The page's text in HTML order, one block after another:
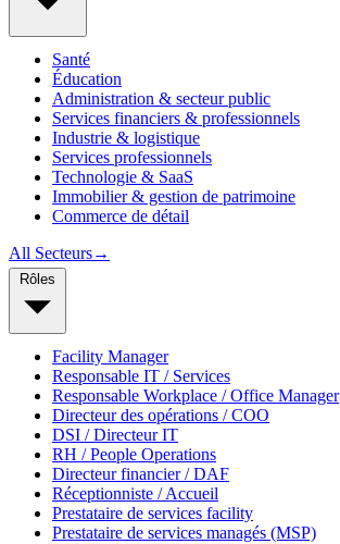
Santé
Éducation
Administration & secteur public
Services financiers & professionnels
Industrie & logistique
Services professionnels
Technologie & SaaS
Immobilier & gestion de patrimoine
Commerce de détail
All Secteurs→
Facility Manager
Responsable IT / Services
Responsable Workplace / Office Manager
Directeur des opérations / COO
DSI / Directeur IT
RH / People Operations
Directeur financier / DAF
Réceptionniste / Accueil
Prestataire de services facility
Prestataire de services managés (MSP)